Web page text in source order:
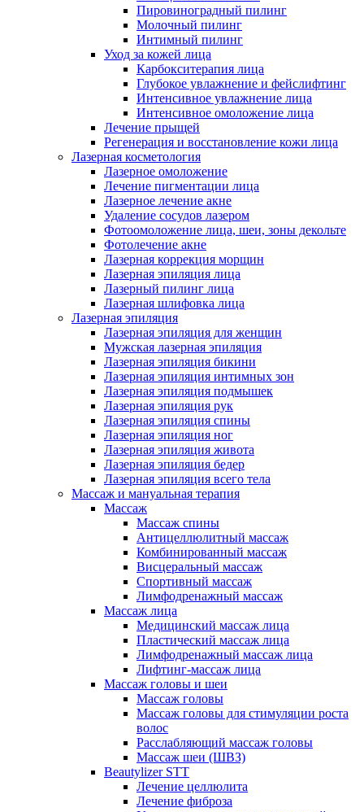
Пировиноградный пилинг
Молочный пилинг
Интимный пилинг
Уход за кожей лица
Карбокситерапия лица
Глубокое увлажнение и фейслифтинг
Интенсивное увлажнение лица
Интенсивное омоложение лица
Лечение прыщей
Регенерация и восстановление кожи лица
Лазерная косметология
Лазерное омоложение
Лечение пигментации лица
Лазерное лечение акне
Удаление сосудов лазером
Фотоомоложение лица, шеи, зоны декольте
Фотолечение акне
Лазерная коррекция морщин
Лазерная эпиляция лица
Лазерный пилинг лица
Лазерная шлифовка лица
Лазерная эпиляция
Лазерная эпиляция для женщин
Мужская лазерная эпиляция
Лазерная эпиляция бикини
Лазерная эпиляция интимных зон
Лазерная эпиляция подмышек
Лазерная эпиляция рук
Лазерная эпиляция спины
Лазерная эпиляция ног
Лазерная эпиляция живота
Лазерная эпиляция бедер
Лазерная эпиляция всего тела
Массаж и мануальная терапия
Массаж
Массаж спины
Антицеллюлитный массаж
Комбинированный массаж
Висцеральный массаж
Спортивный массаж
Лимфодренажный массаж
Массаж лица
Медицинский массаж лица
Пластический массаж лица
Лимфодренажный массаж лица
Лифтинг-массаж лица
Массаж головы и шеи
Массаж головы
Массаж головы для стимуляции роста
волос
Расслабляющий массаж головы
Массаж шеи (ШВЗ)
Beautylizer STT
Лечение целлюлита
Лечение фиброза